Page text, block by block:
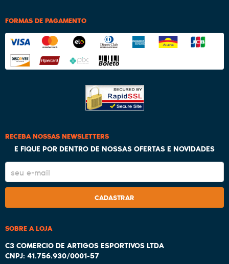
FORMAS DE PAGAMENTO
RECEBA NOSSAS NEWSLETTERS
E FIQUE POR DENTRO DE NOSSAS OFERTAS E NOVIDADES
CADASTRAR
SOBRE A LOJA
C3 COMERCIO DE ARTIGOS ESPORTIVOS LTDA
CNPJ: 41.756.930/0001-57